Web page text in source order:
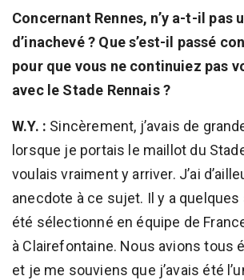
Concernant Rennes, n’y a-t-il pas
d’inachevé ? Que s’est-il passé
pour que vous ne continuiez pas
avec le Stade Rennais ?
W.Y. : Sincèrement, j’avais de
lorsque je portais le maillot du
voulais vraiment y arriver. J’ai
anecdote à ce sujet. Il y a quelques
été sélectionné en équipe de
à Clairefontaine. Nous avions tous
et je me souviens que j’avais été